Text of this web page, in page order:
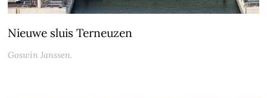
Nieuwe sluis Terneuzen
Goswin Janssen.